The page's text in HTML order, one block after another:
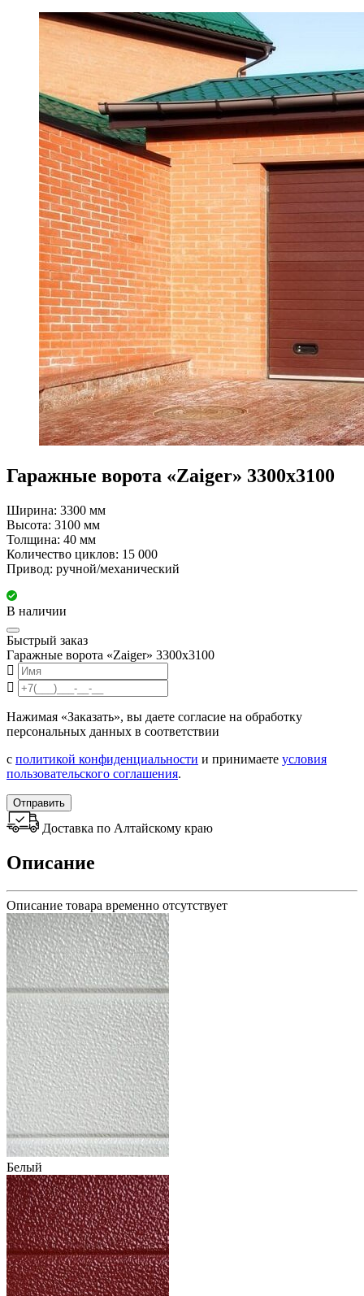
Гаражные ворота «Zaiger» 3300x3100
Ширина: 3300 мм
Высота: 3100 мм
Толщина: 40 мм
Количество циклов: 15 000
Привод: ручной/механический
В наличии
Быстрый заказ
Гаражные ворота «Zaiger» 3300x3100
Нажимая «Заказать», вы даете согласие на обработку
персональных данных в соответствии
с политикой конфиденциальности и принимаете условия
пользовательского соглашения.
Отправить
Доставка по Алтайскому краю
Описание
Описание товара временно отсутствует
Белый